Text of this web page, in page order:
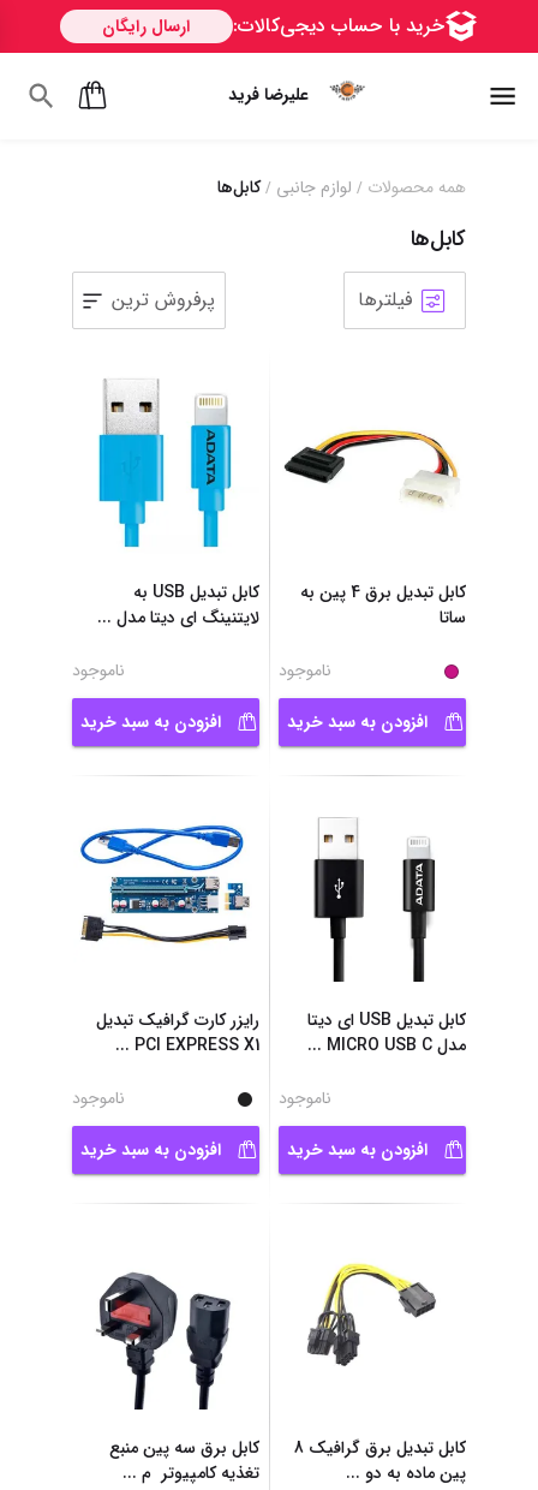
علیرضا فرید
همه محصولات / لوازم جانبی / کابل‌ها
کابل‌ها
فیلترها پرفروش ترین
کابل تبدیل برق 4 پین به
ساتا
ناموجود
افزودن به سبد خرید
کابل تبدیل USB به
لایتنینگ ای دیتا مدل ...
ناموجود
افزودن به سبد خرید
کابل تبدیل USB ای دیتا
مدل MICRO USB C
...
ناموجود
افزودن به سبد خرید
رایزر کارت گرافیک تبدیل
PCI EXPRESS X1
...
ناموجود
افزودن به سبد خرید
کابل تبدیل برق گرافیک 8
پین ماده به دو ...
کابل برق سه پین منبع
تغذیه کامپیوتر م ...